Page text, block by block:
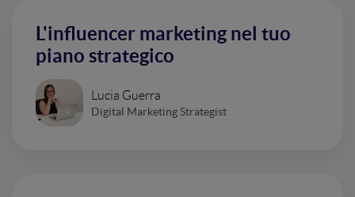
L'influencer marketing nel tuo
piano strategico
Lucia Guerra
Digital Marketing Strategist